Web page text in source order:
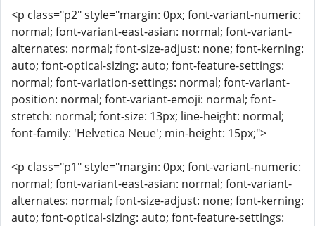
<p class="p2" style="margin: 0px; font-variant-numeric:
normal; font-variant-east-asian: normal; font-variant-
alternates: normal; font-size-adjust: none; font-kerning:
auto; font-optical-sizing: auto; font-feature-settings:
normal; font-variation-settings: normal; font-variant-
position: normal; font-variant-emoji: normal; font-
stretch: normal; font-size: 13px; line-height: normal;
font-family: 'Helvetica Neue'; min-height: 15px;">
<p class="p1" style="margin: 0px; font-variant-numeric:
normal; font-variant-east-asian: normal; font-variant-
alternates: normal; font-size-adjust: none; font-kerning:
auto; font-optical-sizing: auto; font-feature-settings: